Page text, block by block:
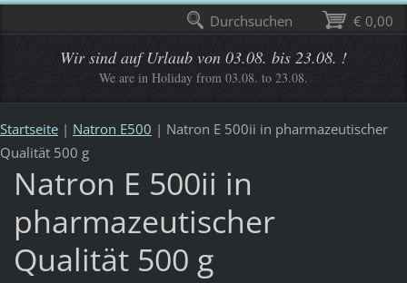
Wir sind auf Urlaub von 03.08. bis 23.08. !
We are in Holiday from 03.08. to 23.08.
Startseite | Natron E500 | Natron E 500ii in pharmazeutischer
Qualität 500 g
Natron E 500ii in
pharmazeutischer
Qualität 500 g
€ 0,00
Durchsuchen